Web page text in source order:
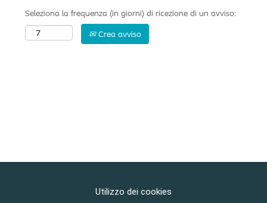
Seleziona la frequenza (in giorni) di ricezione di un avviso:
Crea avviso
Utilizzo dei cookies